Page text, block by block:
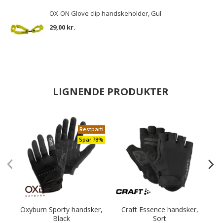
OX-ON Glove clip handskeholder, Gul
29,00 kr.
LIGNENDE PRODUKTER
Restparti
Spar 78%
Oxyburn Sporty handsker,
Black
Craft Essence handsker,
Sort